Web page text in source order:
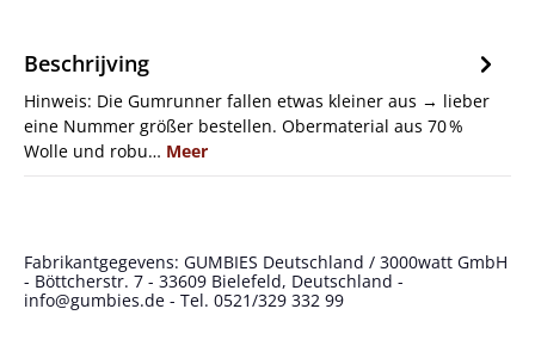
Beschrijving
Hinweis: Die Gumrunner fallen etwas kleiner aus → lieber
eine Nummer größer bestellen. Obermaterial aus 70 %
Wolle und robu… Meer
Fabrikantgegevens: GUMBIES Deutschland / 3000watt GmbH
- Böttcherstr. 7 - 33609 Bielefeld, Deutschland -
info@gumbies.de - Tel. 0521/329 332 99